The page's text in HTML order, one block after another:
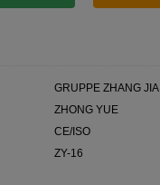
GRUPPE ZHANG JIA
ZHONG YUE
CE/ISO
ZY-16